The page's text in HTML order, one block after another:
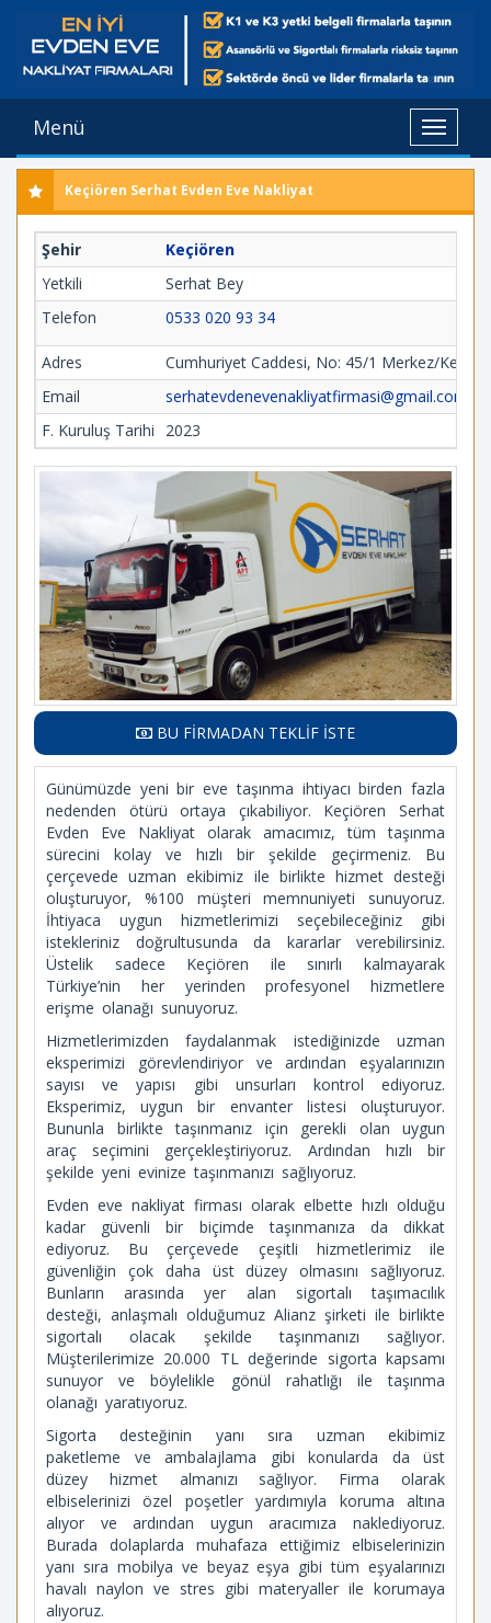
Toggle
Menü
Keçiören Serhat Evden Eve Nakliyat
Şehir
Keçiören
Yetkili
Serhat Bey
Telefon
0533 020 93 34
Adres
Cumhuriyet Caddesi, No: 45/1 Merkez/
Email
serhatevdenevenakliyatfirmasi@gmail.com
F. Kuruluş Tarihi
2023
BU FİRMADAN TEKLİF İSTE
Günümüzde yeni bir eve taşınma ihtiyacı birden fazla
nedenden ötürü ortaya çıkabiliyor. Keçiören Serhat
Evden Eve Nakliyat olarak amacımız, tüm taşınma
sürecini kolay ve hızlı bir şekilde geçirmeniz. Bu
çerçevede uzman ekibimiz ile birlikte hizmet desteği
oluşturuyor, %100 müşteri memnuniyeti sunuyoruz.
İhtiyaca uygun hizmetlerimizi seçebileceğiniz gibi
istekleriniz doğrultusunda da kararlar verebilirsiniz.
Üstelik sadece Keçiören ile sınırlı kalmayarak
Türkiye’nin her yerinden profesyonel hizmetlere
erişme olanağı sunuyoruz.
Hizmetlerimizden faydalanmak istediğinizde uzman
eksperimizi görevlendiriyor ve ardından eşyalarınızın
sayısı ve yapısı gibi unsurları kontrol ediyoruz.
Eksperimiz, uygun bir envanter listesi oluşturuyor.
Bununla birlikte taşınmanız için gerekli olan uygun
araç seçimini gerçekleştiriyoruz. Ardından hızlı bir
şekilde yeni evinize taşınmanızı sağlıyoruz.
Evden eve nakliyat firması olarak elbette hızlı olduğu
kadar güvenli bir biçimde taşınmanıza da dikkat
ediyoruz. Bu çerçevede çeşitli hizmetlerimiz ile
güvenliğin çok daha üst düzey olmasını sağlıyoruz.
Bunların arasında yer alan sigortalı taşımacılık
desteği, anlaşmalı olduğumuz Alianz şirketi ile birlikte
sigortalı olacak şekilde taşınmanızı sağlıyor.
Müşterilerimize 20.000 TL değerinde sigorta kapsamı
sunuyor ve böylelikle gönül rahatlığı ile taşınma
olanağı yaratıyoruz.
Sigorta desteğinin yanı sıra uzman ekibimiz
paketleme ve ambalajlama gibi konularda da üst
düzey hizmet almanızı sağlıyor. Firma olarak
elbiselerinizi özel poşetler yardımıyla koruma altına
alıyor ve ardından uygun aracımıza naklediyoruz.
Burada dolaplarda muhafaza ettiğimiz elbiselerinizin
yanı sıra mobilya ve beyaz eşya gibi tüm eşyalarınızı
havalı naylon ve stres gibi materyaller ile korumaya
alıyoruz.